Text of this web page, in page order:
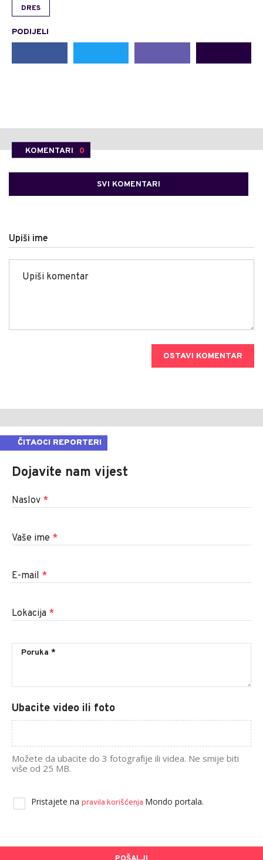
DRES
PODIJELI
KOMENTARI 0
SVI KOMENTARI
Upiši ime
OSTAVI KOMENTAR
ČITAOCI REPORTERI
Dojavite nam vijest
Naslov *
Vaše ime *
E-mail *
Lokacija *
Ubacite video ili foto
Možete da ubacite do 3 fotografije ili videa. Ne smije biti
više od 25 MB.
Pristajete na pravila korišćenja Mondo portala.